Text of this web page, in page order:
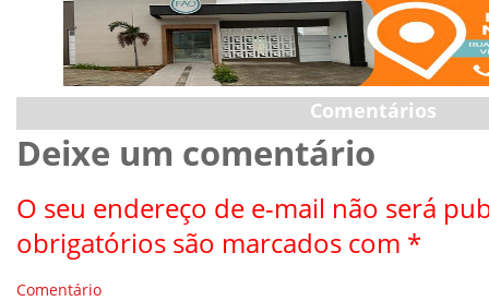
Comentários
Deixe um comentário
O seu endereço de e-mail não será
obrigatórios são marcados com *
Comentário